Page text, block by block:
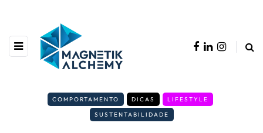
COMPORTAMENTO DICAS
LIFESTYLE
SUSTENTABILIDADE